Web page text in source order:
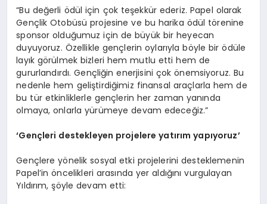
“Bu değerli ödül için çok teşekkür ederiz. Papel olarak
Gençlik Otobüsü projesine ve bu harika ödül törenine
sponsor olduğumuz için de büyük bir heyecan
duyuyoruz. Özellikle gençlerin oylarıyla böyle bir ödüle
layık görülmek bizleri hem mutlu etti hem de
gururlandırdı. Gençliğin enerjisini çok önemsiyoruz. Bu
nedenle hem geliştirdiğimiz finansal araçlarla hem de
bu tür etkinliklerle gençlerin her zaman yanında
olmaya, onlarla yürümeye devam edeceğiz.”
‘Gençleri destekleyen projelere yatırım yapıyoruz’
Gençlere yönelik sosyal etki projelerini desteklemenin
Papel’in öncelikleri arasında yer aldığını vurgulayan
Yıldırım, şöyle devam etti: